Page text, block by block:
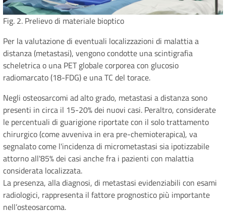
Fig. 2. Prelievo di materiale bioptico
Per la valutazione di eventuali localizzazioni di malattia a
distanza (metastasi), vengono condotte una scintigrafia
scheletrica o una PET globale corporea con glucosio
radiomarcato (18-FDG) e una TC del torace.
Negli osteosarcomi ad alto grado, metastasi a distanza sono
presenti in circa il 15-20% dei nuovi casi. Peraltro, considerate
le percentuali di guarigione riportate con il solo trattamento
chirurgico (come avveniva in era pre-chemioterapica), va
segnalato come l'incidenza di micrometastasi sia ipotizzabile
attorno all'85% dei casi anche fra i pazienti con malattia
considerata localizzata.
La presenza, alla diagnosi, di metastasi evidenziabili con esami
radiologici, rappresenta il fattore prognostico più importante
nell’osteosarcoma.